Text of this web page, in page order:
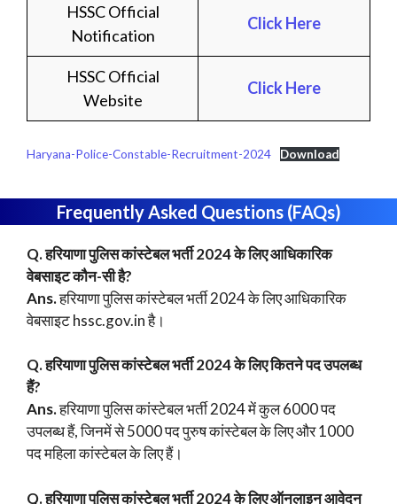
HSSC Official
Notification
Click Here
HSSC Official
Website
Click Here
Haryana-Police-Constable-Recruitment-2024 Download
Frequently Asked Questions (FAQs)
Q.हरियाणा पुलिस कांस्टेबल भर्ती 2024के लिए आधिकारिक
वेबसाइट कौन-सी है?
Ans.हरियाणा पुलिस कांस्टेबल भर्ती 2024 के लिए आधिकारिक
वेबसाइट hssc.gov.in है।
Q. हरियाणा पुलिस कांस्टेबल भर्ती 2024 के लिए कितने पद उपलब्ध
हैं?
Ans.हरियाणा पुलिस कांस्टेबल भर्ती 2024 में कुल 6000 पद
उपलब्ध हैं, जिनमें से 5000 पद पुरुष कांस्टेबल के लिए और 1000
पद महिला कांस्टेबल के लिए हैं।
Q. हरियाणा पुलिस कांस्टेबल भर्ती 2024 के लिए ऑनलाइन आवेदन